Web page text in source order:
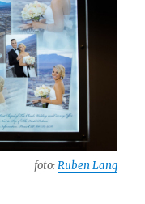
foto:Ruben Lang